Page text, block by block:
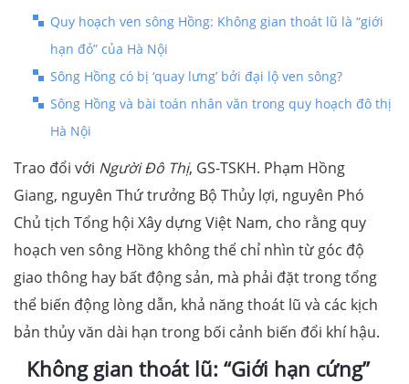
Quy hoạch ven sông Hồng: Không gian thoát lũ là “giới
hạn đỏ” của Hà Nội
Sông Hồng có bị ‘quay lưng’ bởi đại lộ ven sông?
Sông Hồng và bài toán nhân văn trong quy hoạch đô thị
Hà Nội
Trao đổi với Người Đô Thị, GS-TSKH. Phạm Hồng
Giang, nguyên Thứ trưởng Bộ Thủy lợi, nguyên Phó
Chủ tịch Tổng hội Xây dựng Việt Nam, cho rằng quy
hoạch ven sông Hồng không thể chỉ nhìn từ góc độ
giao thông hay bất động sản, mà phải đặt trong tổng
thể biến động lòng dẫn, khả năng thoát lũ và các kịch
bản thủy văn dài hạn trong bối cảnh biến đổi khí hậu.
Không gian thoát lũ: “Giới hạn cứng”